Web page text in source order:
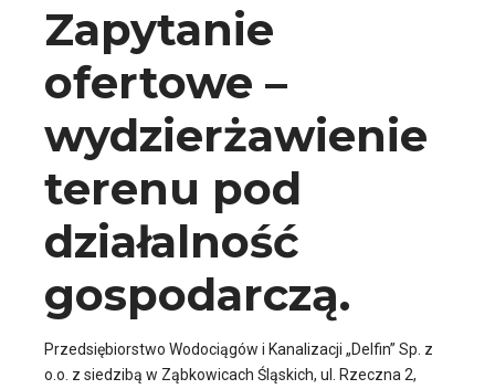
Zapytanie
ofertowe –
wydzierżawienie
terenu pod
działalność
gospodarczą.
Przedsiębiorstwo Wodociągów i Kanalizacji „Delfin” Sp. z
o.o. z siedzibą w Ząbkowicach Śląskich, ul. Rzeczna 2,